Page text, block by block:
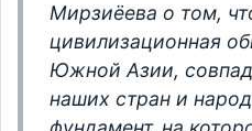
Мирзиёева о том,
цивилизационная
Южной Азии,
наших стран и